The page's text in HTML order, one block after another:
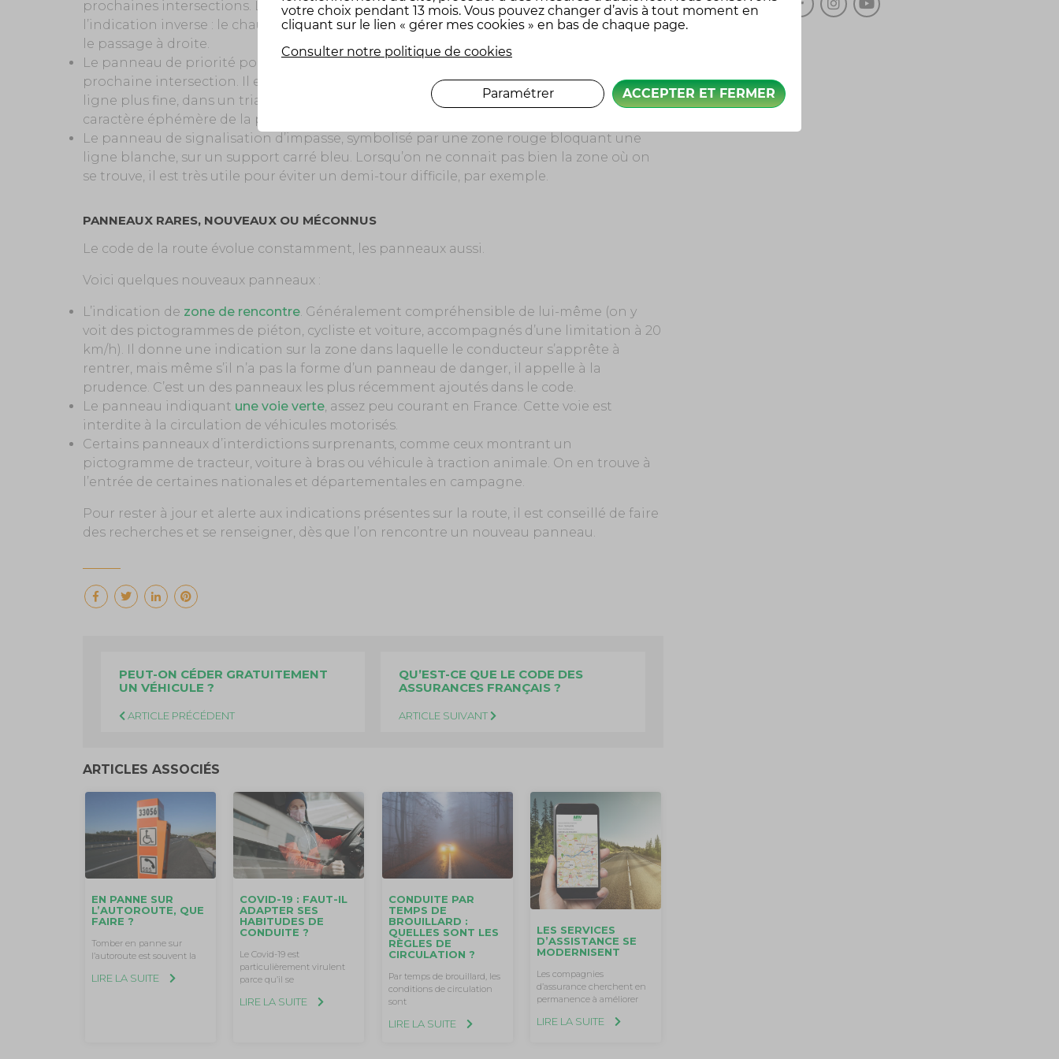
prochaines intersections. Le même panneau barré par un trait noir oblique donne
l’indication inverse : le chauffeur n’est plus prioritaire, et devra donc par exemple céder
le passage à droite.
Le panneau de priorité ponctuelle, en revanche, ne donne la priorité que pour la
prochaine intersection. Il est représenté par une flèche épaisse perpendiculaire à une
ligne plus fine, dans un triangle rouge. Il prévient donc d’un danger, compte tenu du
caractère éphémère de la priorité.
Le panneau de signalisation d’impasse, symbolisé par une zone rouge bloquant une
ligne blanche, sur un support carré bleu. Lorsqu’on ne connait pas bien la zone où on
se trouve, il est très utile pour éviter un demi-tour difficile, par exemple.
PANNEAUX RARES, NOUVEAUX OU MÉCONNUS
Le code de la route évolue constamment, les panneaux aussi.
Voici quelques nouveaux panneaux :
L’indication de zone de rencontre. Généralement compréhensible de lui-même (on y
voit des pictogrammes de piéton, cycliste et voiture, accompagnés d’une limitation à 20
km/h). Il donne une indication sur la zone dans laquelle le conducteur s’apprête à
rentrer, mais même s’il n’a pas la forme d’un panneau de danger, il appelle à la
prudence. C’est un des panneaux les plus récemment ajoutés dans le code.
Le panneau indiquant une voie verte, assez peu courant en France. Cette voie est
interdite à la circulation de véhicules motorisés.
Certains panneaux d’interdictions surprenants, comme ceux montrant un
pictogramme de tracteur, voiture à bras ou véhicule à traction animale. On en trouve à
l’entrée de certaines nationales et départementales en campagne.
Pour rester à jour et alerte aux indications présentes sur la route, il est conseillé de faire
des recherches et se renseigner, dès que l’on rencontre un nouveau panneau.
PEUT-ON CÉDER GRATUITEMENT
UN VÉHICULE ?
ARTICLE PRÉCÉDENT
QU’EST-CE QUE LE CODE DES
ASSURANCES FRANÇAIS ?
ARTICLE SUIVANT
ARTICLES ASSOCIÉS
EN PANNE SUR
L’AUTOROUTE, QUE
FAIRE ?
Tomber en panne sur
l’autoroute est souvent la
LIRE LA SUITE
COVID-19 : FAUT-IL
ADAPTER SES
HABITUDES DE
CONDUITE ?
Le Covid-19 est
particulièrement virulent
parce qu’il se
LIRE LA SUITE
CONDUITE PAR
TEMPS DE
BROUILLARD :
QUELLES SONT LES
RÈGLES DE
CIRCULATION ?
Par temps de brouillard, les
conditions de circulation
sont
LIRE LA SUITE
LES SERVICES
D’ASSISTANCE SE
MODERNISENT
Les compagnies
d’assurance cherchent en
permanence à améliorer
LIRE LA SUITE
votre choix pendant 13 mois. Vous pouvez changer d’avis à tout moment en
cliquant sur le lien « gérer mes cookies » en bas de chaque page.
Consulter notre politique de cookies
ACCEPTER ET FERMER
Paramétrer